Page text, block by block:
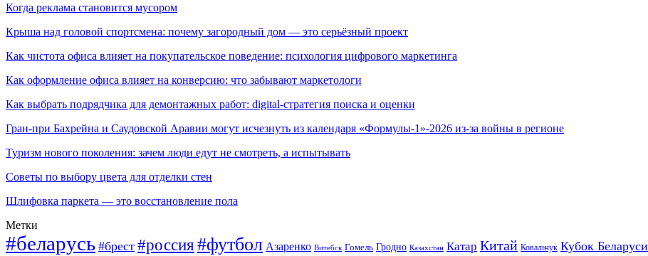
Когда реклама становится мусором
Крыша над головой спортсмена: почему загородный дом — это серьёзный проект
Как чистота офиса влияет на покупательское поведение: психология цифрового маркетинга
Как оформление офиса влияет на конверсию: что забывают маркетологи
Как выбрать подрядчика для демонтажных работ: digital-стратегия поиска и оценки
Гран-при Бахрейна и Саудовской Аравии могут исчезнуть из календаря «Формулы-1»-2026 из-за войны в регионе
Туризм нового поколения: зачем люди едут не смотреть, а испытывать
Советы по выбору цвета для отделки стен
Шлифовка паркета — это восстановление пола
Метки
#беларусь #брест #россия#футбол Азаренко Витебск Гомель Гродно Казахстан Катар Китай Ковальчук Кубок Беларуси